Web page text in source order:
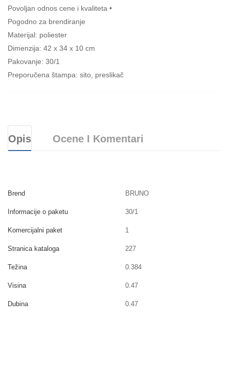
Povoljan odnos cene i kvaliteta •
Pogodno za brendiranje
Materijal: poliester
Dimenzija: 42 x 34 x 10 cm
Pakovanje: 30/1
Preporučena štampa: sito, preslikač
Opis Ocene I Komentari
Brend BRUNO
Informacije o paketu 30/1
Komercijalni paket 1
Stranica kataloga 227
Težina 0.384
Visina 0.47
Dubina 0.47